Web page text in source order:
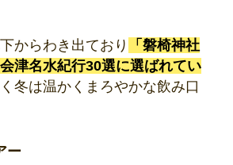
からわき出ており
「磐椅神社
津名水紀行30選に選ばれてい
冬は温かくまろやかな飲み口
ー